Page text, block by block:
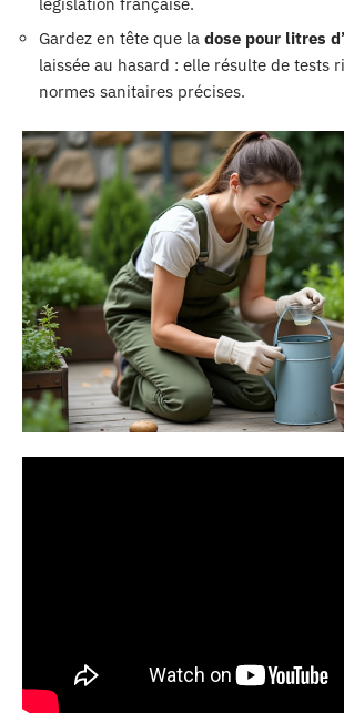
Gardez en tête que la dose pour litres
laissée au hasard : elle résulte de tests
normes sanitaires précises.